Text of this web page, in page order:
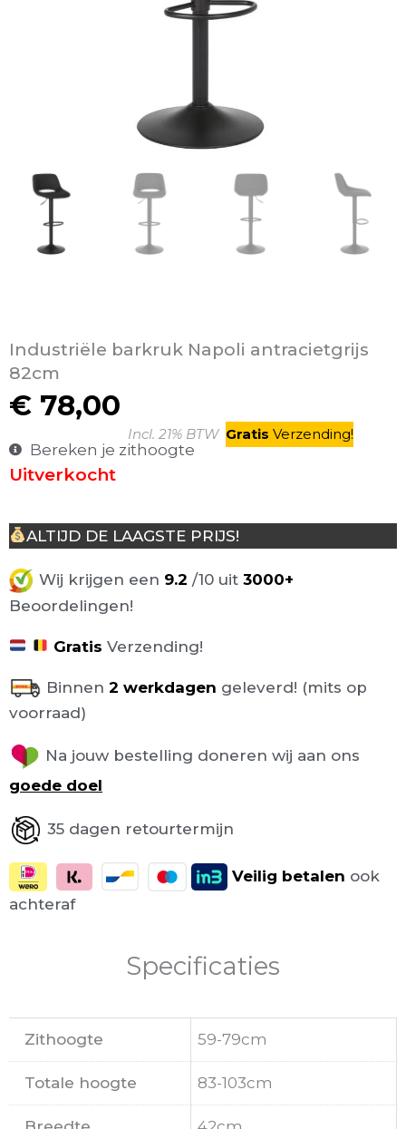
Industriële barkruk Napoli antracietgrijs
82cm
€ 78,00
Incl. 21% BTW Gratis Verzending!
Bereken je zithoogte
Uitverkocht
ALTIJD DE LAAGSTE PRIJS!
Wij krijgen een 9.2 /10 uit 3000+
Beoordelingen!
Gratis Verzending!
Binnen 2 werkdagen geleverd! (mits op
voorraad)
Na jouw bestelling doneren wij aan ons
goede doel
35 dagen retourtermijn
Veilig betalen ook
achteraf
Specificaties
Zithoogte 59-79cm
Totale hoogte 83-103cm